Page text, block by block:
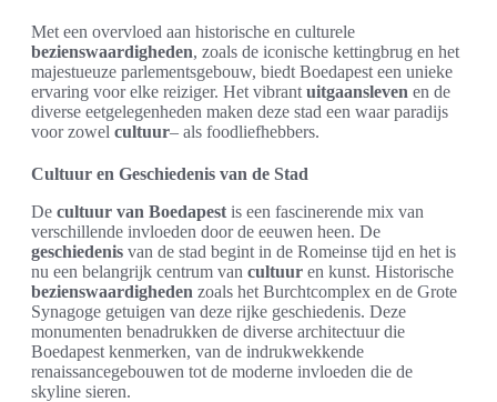
Met een overvloed aan historische en culturele
bezienswaardigheden, zoals de iconische kettingbrug en het
majestueuze parlementsgebouw, biedt Boedapest een unieke
ervaring voor elke reiziger. Het vibrant uitgaansleven en de
diverse eetgelegenheden maken deze stad een waar paradijs
voor zowel cultuur– als foodliefhebbers.
Cultuur en Geschiedenis van de Stad
De cultuur van Boedapest is een fascinerende mix van
verschillende invloeden door de eeuwen heen. De
geschiedenis van de stad begint in de Romeinse tijd en het is
nu een belangrijk centrum van cultuur en kunst. Historische
bezienswaardigheden zoals het Burchtcomplex en de Grote
Synagoge getuigen van deze rijke geschiedenis. Deze
monumenten benadrukken de diverse architectuur die
Boedapest kenmerken, van de indrukwekkende
renaissancegebouwen tot de moderne invloeden die de
skyline sieren.